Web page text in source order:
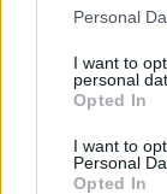
Personal
I want to
personal
Opted In
I want to
Personal
Opted In
του
στον
Κάια, Γενικό
Μητροπόλεως.